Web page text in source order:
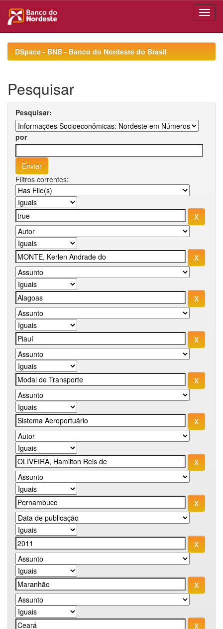
navigationDSpace - BNB - Banco do Nordeste do Brasil
Pesquisar
Pesquisar:
por
Filtros correntes: